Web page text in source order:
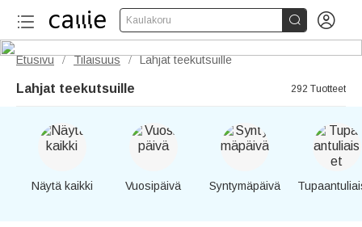
Kaulakoru  
Etusivu / Tilaisuus / Lahjat teekutsuille
Lahjat teekutsuille 292 Tuotteet
Näytä kaikki Vuosipäivä Syntymäpäivä